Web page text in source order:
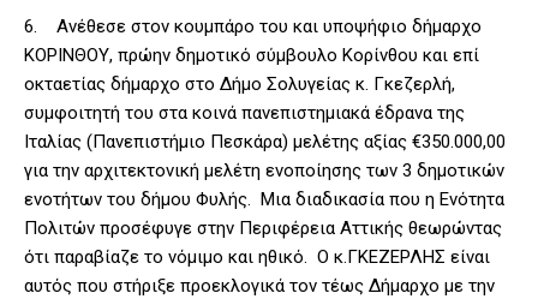
6. Ανέθεσε στον κουμπάρο του και υποψήφιο δήμαρχο
ΚΟΡΙΝΘΟΥ, πρώην δημοτικό σύμβουλο Κορίνθου και επί
οκταετίας δήμαρχο στο Δήμο Σολυγείας κ. Γκεζερλή,
συμφοιτητή του στα κοινά πανεπιστημιακά έδρανα της
Ιταλίας (Πανεπιστήμιο Πεσκάρα) μελέτης αξίας €350.000,00
για την αρχιτεκτονική μελέτη ενοποίησης των 3 δημοτικών
ενοτήτων του δήμου Φυλής. Μια διαδικασία που η Ενότητα
Πολιτών προσέφυγε στην Περιφέρεια Αττικής θεωρώντας
ότι παραβίαζε το νόμιμο και ηθικό. Ο κ.ΓΚΕΖΕΡΛΗΣ είναι
αυτός που στήριξε προεκλογικά τον τέως Δήμαρχο με την